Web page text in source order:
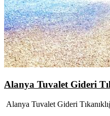
Alanya Tuvalet Gideri
Alanya Tuvalet Gideri